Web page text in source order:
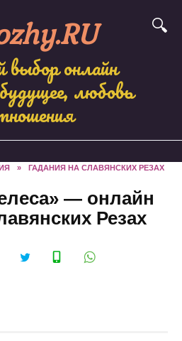
онлайн
любовь
» ГАДАНИЯ НА СЛАВЯНСКИХ РЕЗАХ
— онлайн
Резах